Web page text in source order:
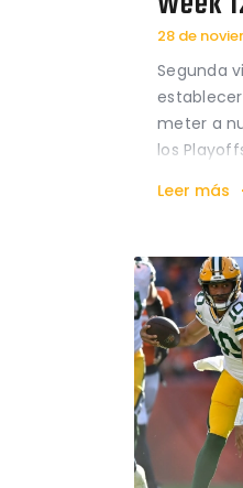
28 de
Segunda
meter a
los
un premio
última…
Leer más